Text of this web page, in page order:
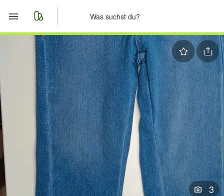
Start
Merkliste
Nachrichten
Anzeige aufgeben
3